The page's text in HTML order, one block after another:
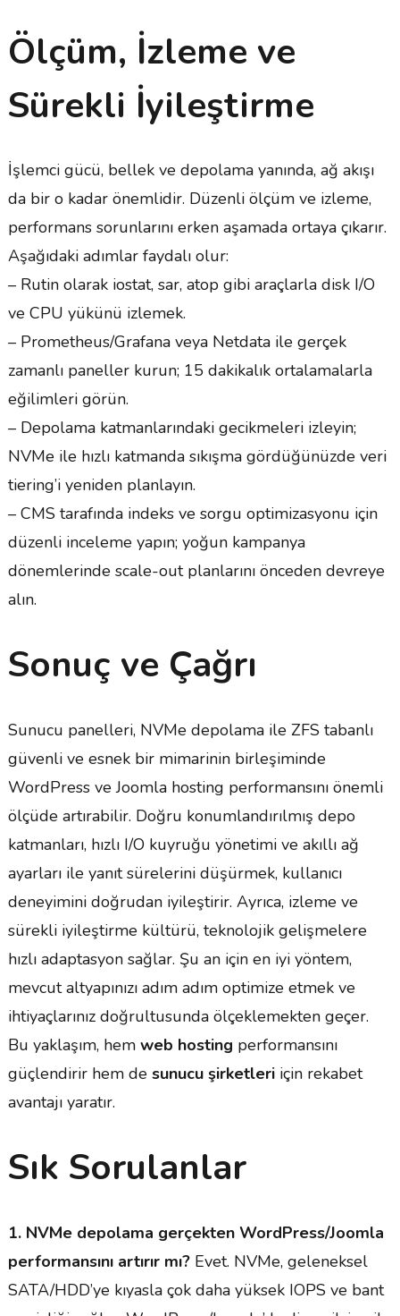
Ölçüm, İzleme ve
Sürekli İyileştirme
İşlemci gücü, bellek ve depolama yanında, ağ akışı
da bir o kadar önemlidir. Düzenli ölçüm ve izleme,
performans sorunlarını erken aşamada ortaya çıkarır.
Aşağıdaki adımlar faydalı olur:
– Rutin olarak iostat, sar, atop gibi araçlarla disk I/O
ve CPU yükünü izlemek.
– Prometheus/Grafana veya Netdata ile gerçek
zamanlı paneller kurun; 15 dakikalık ortalamalarla
eğilimleri görün.
– Depolama katmanlarındaki gecikmeleri izleyin;
NVMe ile hızlı katmanda sıkışma gördüğünüzde veri
tiering’i yeniden planlayın.
– CMS tarafında indeks ve sorgu optimizasyonu için
düzenli inceleme yapın; yoğun kampanya
dönemlerinde scale-out planlarını önceden devreye
alın.
Sonuç ve Çağrı
Sunucu panelleri, NVMe depolama ile ZFS tabanlı
güvenli ve esnek bir mimarinin birleşiminde
WordPress ve Joomla hosting performansını önemli
ölçüde artırabilir. Doğru konumlandırılmış depo
katmanları, hızlı I/O kuyruğu yönetimi ve akıllı ağ
ayarları ile yanıt sürelerini düşürmek, kullanıcı
deneyimini doğrudan iyileştirir. Ayrıca, izleme ve
sürekli iyileştirme kültürü, teknolojik gelişmelere
hızlı adaptasyon sağlar. Şu an için en iyi yöntem,
mevcut altyapınızı adım adım optimize etmek ve
ihtiyaçlarınız doğrultusunda ölçeklemekten geçer.
Bu yaklaşım, hem web hosting performansını
güçlendirir hem de sunucu şirketleriiçin rekabet
avantajı yaratır.
Sık Sorulanlar
1. NVMe depolama gerçekten WordPress/Joomla
performansını artırır mı?Evet. NVMe, geleneksel
SATA/HDD’ye kıyasla çok daha yüksek IOPS ve bant